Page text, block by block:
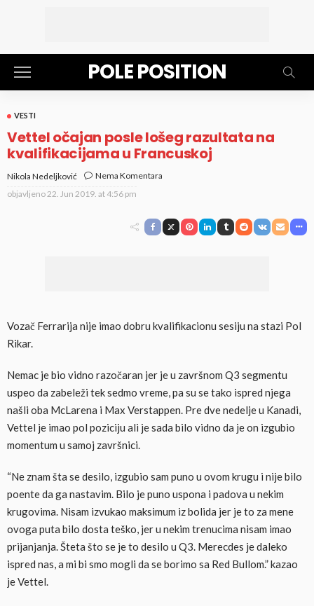
POLE POSITION
VESTI
Vettel očajan posle lošeg razultata na
kvalifikacijama u Francuskoj
Nikola Nedeljković
Nema Komentara
objavljeno 22. Jun 2019. at 4:56 pm
Vozač Ferrarija nije imao dobru kvalifikacionu sesiju na stazi Pol
Rikar.
Nemac je bio vidno razočaran jer je u završnom Q3 segmentu
uspeo da zabeleži tek sedmo vreme, pa su se tako ispred njega
našli oba McLarena i Max Verstappen. Pre dve nedelje u Kanadi,
Vettel je imao pol poziciju ali je sada bilo vidno da je on izgubio
momentum u samoj završnici.
“Ne znam šta se desilo, izgubio sam puno u ovom krugu i nije bilo
poente da ga nastavim. Bilo je puno uspona i padova u nekim
krugovima. Nisam izvukao maksimum iz bolida jer je to za mene
ovoga puta bilo dosta teško, jer u nekim trenucima nisam imao
prijanjanja. Šteta što se je to desilo u Q3. Merecdes je daleko
ispred nas, a mi bi smo mogli da se borimo sa Red Bullom.” kazao
je Vettel.